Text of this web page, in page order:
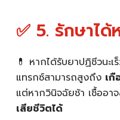
✅ 5. รักษาได้
💊 หากได้รับยาปฏิชีวนะ
แทรกซ์สามารถสูงถึง เกื
แต่หากวินิจฉัยช้า เชื้ออา
เสียชีวิตได้